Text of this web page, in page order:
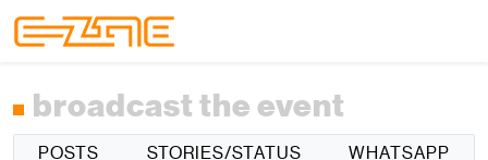
broadcast the event
POSTS STORIES/STATUS WHATSAPP